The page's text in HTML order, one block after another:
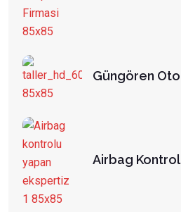
Güngören
Airbag